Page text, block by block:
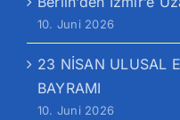
10. Juni 2026
23 NİSAN ULUSAL
BAYRAMI
10. Juni 2026